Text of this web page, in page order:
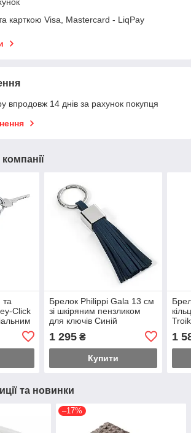
карткою Visa, Mastercard - LiqPay
впродовж 14 днів за рахунок покупця
та
Click
Брелок Philippi Gala 13 см
зі шкіряним пензликом
для ключів Синій
1 295₴
Купити
1
та новинки
–17%